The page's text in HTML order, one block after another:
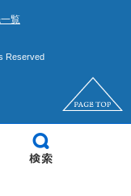
覧
Reserved